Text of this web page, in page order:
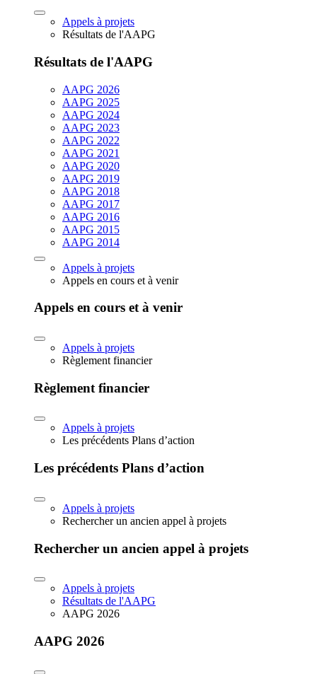
Appels à projets
Résultats de l'AAPG
Résultats de l'AAPG
AAPG 2026
AAPG 2025
AAPG 2024
AAPG 2023
AAPG 2022
AAPG 2021
AAPG 2020
AAPG 2019
AAPG 2018
AAPG 2017
AAPG 2016
AAPG 2015
AAPG 2014
Appels à projets
Appels en cours et à venir
Appels en cours et à venir
Appels à projets
Règlement financier
Règlement financier
Appels à projets
Les précédents Plans d’action
Les précédents Plans d’action
Appels à projets
Rechercher un ancien appel à projets
Rechercher un ancien appel à projets
Appels à projets
Résultats de l'AAPG
AAPG 2026
AAPG 2026